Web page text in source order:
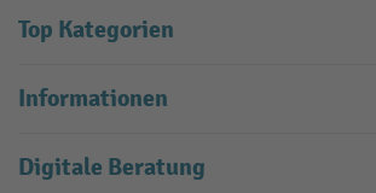
Top Kategorien
Informationen
Digitale Beratung